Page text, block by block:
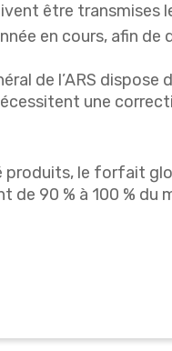
être transmises
en cours, afin
de l’ARS dispose
une
produits, le forfait
de 90 % à 100 %